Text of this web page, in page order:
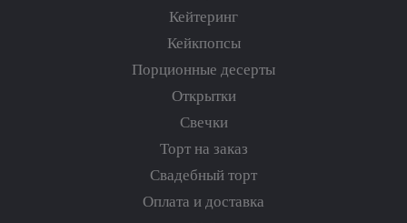
Кейтеринг
Кейкпопсы
Порционные десерты
Открытки
Свечки
Торт на заказ
Свадебный торт
Оплата и доставка